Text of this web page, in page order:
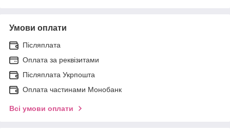
Умови оплати
Післяплата
Оплата за реквізитами
Післяплата Укрпошта
Оплата частинами Монобанк
Всі умови оплати